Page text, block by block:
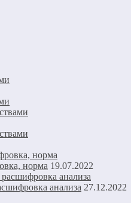
норма 19.07.2022
анализа 27.12.2022